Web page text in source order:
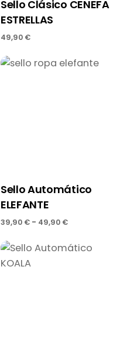
Sello Clásico CENEFA
ESTRELLAS
49,90 €
Sello Automático
ELEFANTE
39,90 € - 49,90 €